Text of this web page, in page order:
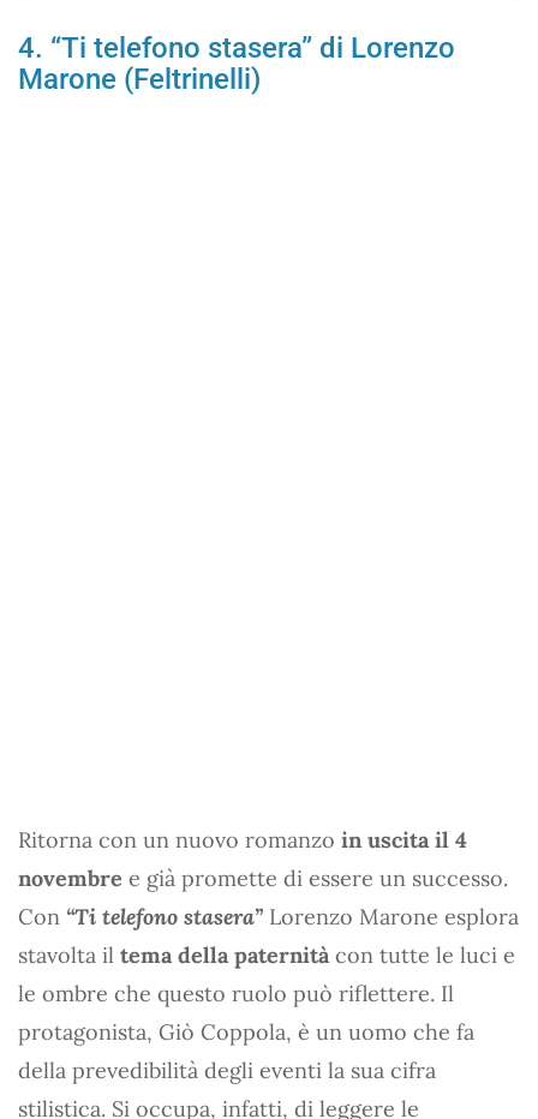
4. “Ti telefono stasera” di Lorenzo
Marone (Feltrinelli)
Ritorna con un nuovo romanzo in uscita il 4
novembre e già promette di essere un successo.
Con “Ti telefono stasera” Lorenzo Marone esplora
stavolta il tema della paternità con tutte le luci e
le ombre che questo ruolo può riflettere. Il
protagonista, Giò Coppola, è un uomo che fa
della prevedibilità degli eventi la sua cifra
stilistica. Si occupa, infatti, di leggere le